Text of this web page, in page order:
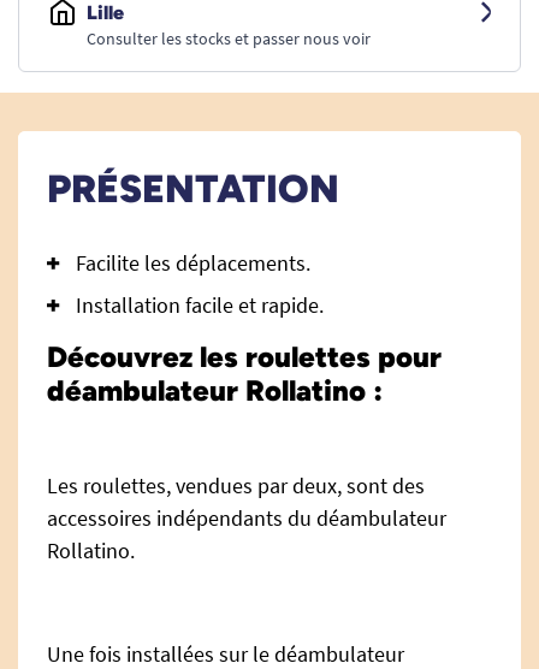
Lille
Consulter les stocks et passer nous voir
PRÉSENTATION
Facilite les déplacements.
Installation facile et rapide.
Découvrez les roulettes pour
déambulateur Rollatino :
Les roulettes, vendues par deux, sont des
accessoires indépendants du déambulateur
Rollatino.
Une fois installées sur le déambulateur